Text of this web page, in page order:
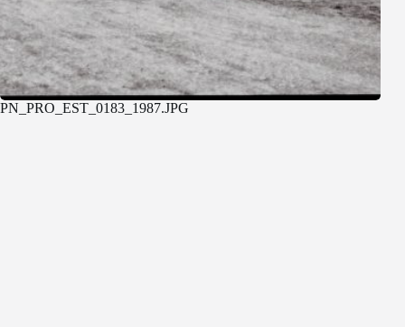
PN_PRO_EST_0183_1987.JPG